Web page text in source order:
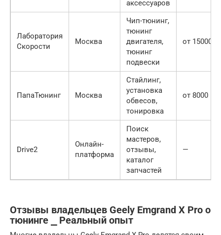
аксессуаров
Лаборатория
Скорости
Москва
Чип-тюнинг,
тюнинг
двигателя,
тюнинг
подвески
от 15000
ПапаТюнинг Москва
Стайлинг,
установка
обвесов,
тонировка
от 8000
Drive2
Онлайн-
платформа
Поиск
мастеров,
отзывы,
каталог
запчастей
—
Отзывы владельцев Geely Emgrand X Pro о
тюнинге ⎯ Реальный опыт